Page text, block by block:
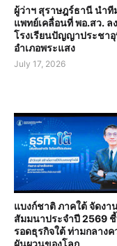
ผู้ว่าฯ สุราษฎร์ธานี นำ
แพทย์เคลื่อนที่ พอ.สว. ล
โรงเรียนปัญญาประชา
อำเภอพระแสง
July 17, 2026
แบงก์ชาติ ภาคใต้ จัดงา
สัมมนาประจำปี 2569
รอดธุรกิจใต้ ท่ามกลางค
ผันผวนของโลก